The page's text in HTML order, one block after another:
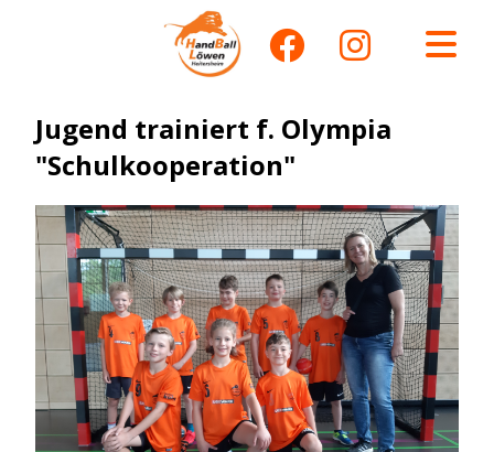
Jugend trainiert f. Olympia
"Schulkooperation"